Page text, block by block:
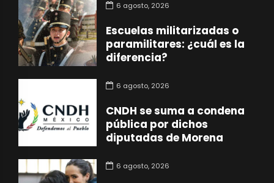
6 agosto, 2026
Escuelas militarizadas o
paramilitares: ¿cuál es la
diferencia?
6 agosto, 2026
CNDH se suma a condena
pública por dichos
diputadas de Morena
6 agosto, 2026